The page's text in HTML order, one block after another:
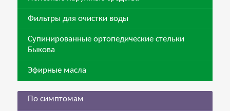
Фильтры для очистки воды
Супинированные ортопедические стельки
Быкова
Эфирные масла
По симптомам